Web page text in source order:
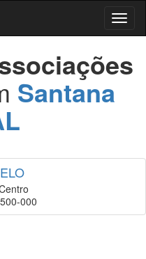
Menu
Santana
000